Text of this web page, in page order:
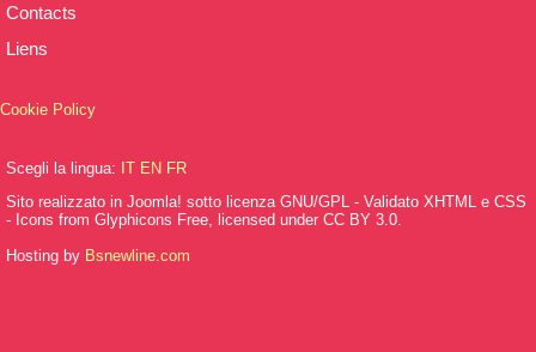
Contacts
Liens
Cookie Policy
Scegli la lingua: IT EN FR
Sito realizzato in Joomla! sotto licenza GNU/GPL - Validato XHTML e CSS
- Icons from Glyphicons Free, licensed under CC BY 3.0.
Hosting by Bsnewline.com